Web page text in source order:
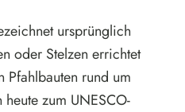
ursprünglich
oder Stelzen errichtet
Pfahlbauten rund um
zum UNESCO-